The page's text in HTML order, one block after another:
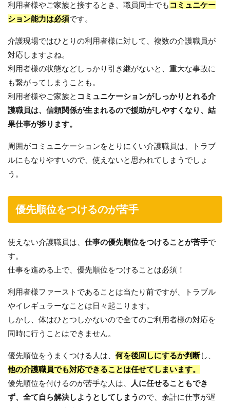
利用者様やご家族と接するとき、職員同士でも コミュニケー
ション能力は必須です。
介護現場ではひとりの利用者様に対して、複数の介護職員が
対応しますよね。
利用者様の状態などしっかり引き継がないと、重大な事故に
も繋がってしまうことも。
利用者様やご家族と コミュニケーションがしっかりとれる介
護職員は、信頼関係が生まれるので援助がしやすくなり、結
果仕事が捗ります。
周囲がコミュニケーションをとりにくい介護職員は、トラブ
ルにもなりやすいので、使えないと思われてしまうでしょ
う。
優先順位をつけるのが苦手
使えない介護職員は、 仕事の優先順位をつけることが苦手で
す。
仕事を進める上で、優先順位をつけることは必須！
利用者様ファーストであることは当たり前ですが、トラブル
やイレギュラーなことは日々起こります。
しかし、体はひとつしかないので全てのご利用者様の対応を
同時に行うことはできません。
優先順位をうまくつける人は、 何を後回しにするか判断し、
他の介護職員でも対応できることは任せてしまいます。
優先順位を付けるのが苦手な人は、
人に任せることもでき
ず、全て自ら解決しようとしてしまうので、余計に仕事が遅